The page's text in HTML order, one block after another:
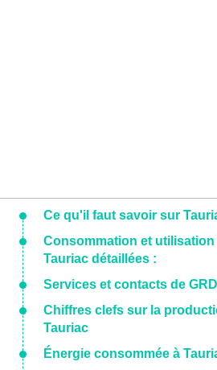
Ce qu'il faut savoir sur
Consommation et utilisation
Tauriac détaillées :
Services et contacts de
Chiffres clefs sur la
Tauriac
Énergie consommée à